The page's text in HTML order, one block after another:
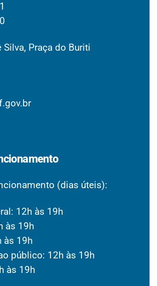
Silva, Praça do Buriti
(dias úteis):
12h às 19h
às 19h
às 19h
público: 12h às 19h
às 19h